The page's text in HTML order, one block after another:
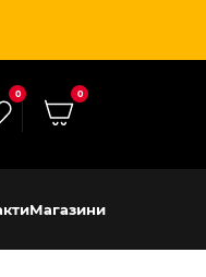
0 0
Магазини